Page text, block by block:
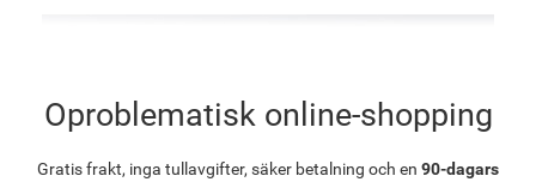
Oproblematisk online-shopping
Gratis frakt, inga tullavgifter, säker betalning och en 90-dagars